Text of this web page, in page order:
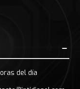
del día